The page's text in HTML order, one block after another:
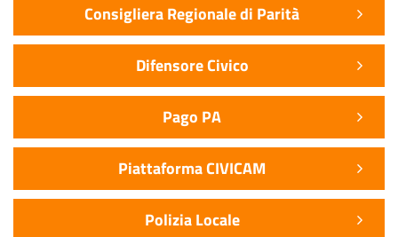
Consigliera Regionale di Parità
Difensore Civico
Pago PA
Piattaforma CIVICAM
Polizia Locale